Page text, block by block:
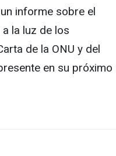
informe sobre el
la luz de los
de la ONU y del
en su próximo